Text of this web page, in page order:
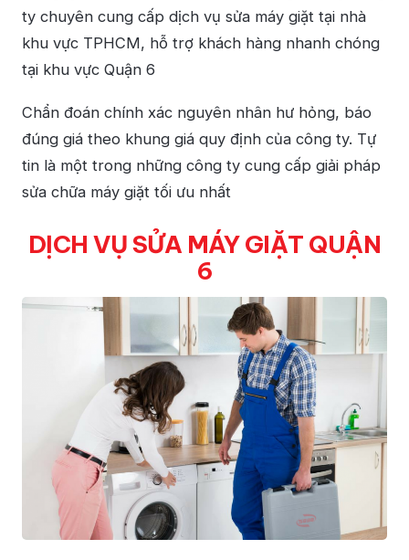
ty chuyên cung cấp dịch vụ sửa máy giặt tại nhà
khu vực TPHCM, hỗ trợ khách hàng nhanh chóng
tại khu vực Quận 6
Chẩn đoán chính xác nguyên nhân hư hỏng, báo
đúng giá theo khung giá quy định của công ty. Tự
tin là một trong những công ty cung cấp giải pháp
sửa chữa máy giặt tối ưu nhất
DỊCH VỤ SỬA MÁY GIẶT QUẬN
6